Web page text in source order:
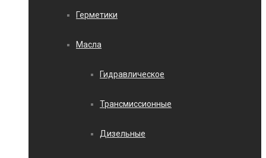
Герметики
Масла
Гидравлическое
Трансмиссионные
Дизельные